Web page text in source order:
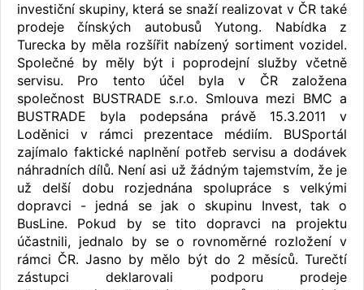
investiční skupiny, která se snaží realizovat v ČR také
prodeje čínských autobusů Yutong. Nabídka z
Turecka by měla rozšířit nabízený sortiment vozidel.
Společné by měly být i poprodejní služby včetně
servisu. Pro tento účel byla v ČR založena
společnost BUSTRADE s.r.o. Smlouva mezi BMC a
BUSTRADE byla podepsána právě 15.3.2011 v
Loděnici v rámci prezentace médiím. BUSportál
zajímalo faktické naplnění potřeb servisu a dodávek
náhradních dílů. Není asi už žádným tajemstvím, že je
už delší dobu rozjednána spolupráce s velkými
dopravci - jedná se jak o skupinu Invest, tak o
BusLine. Pokud by se tito dopravci na projektu
účastnili, jednalo by se o rovnoměrné rozložení v
rámci ČR. Jasno by mělo být do 2 měsíců. Turečtí
zástupci deklarovali podporu prodeje